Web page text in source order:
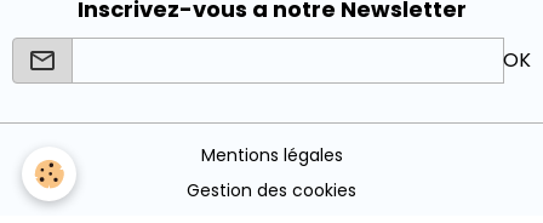
Inscrivez-vous a notre Newsletter
OK
Mentions légales
Gestion des cookies